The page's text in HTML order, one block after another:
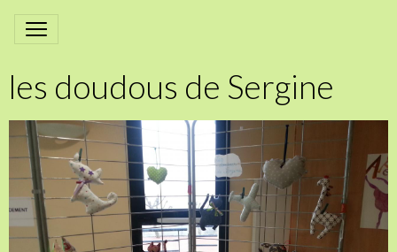
les doudous de Sergine